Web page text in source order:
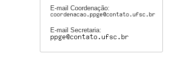
E-mail Coordenação:
E-mail Secretaria: